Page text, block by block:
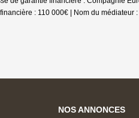
: 110 000€ | Nom du médiateur
NOS ANNONCES